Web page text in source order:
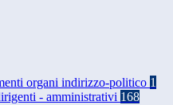
organi indirizzo-politico 1
- amministrativi 168